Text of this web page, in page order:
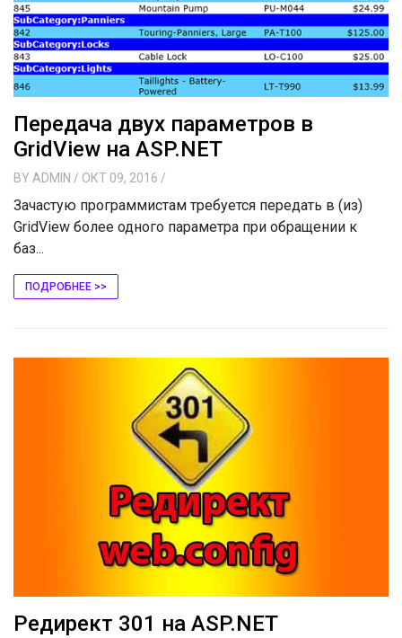
Передача двух параметров в
GridView на ASP.NET
BY ADMIN / ОКТ 09, 2016 /
Зачастую программистам требуется передать в (из)
GridView более одного параметра при обращении к
баз...
ПОДРОБНЕЕ >>
Редирект 301 на ASP.NET